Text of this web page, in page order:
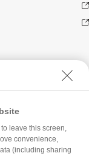
leave this screen,
convenience,
(including sharing